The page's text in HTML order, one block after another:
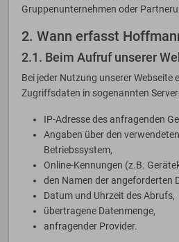
Gruppenunternehmen oder
2. Wann erfasst
2.1. Beim Aufruf unserer
Bei jeder Nutzung unserer Webseite
Zugriffsdaten in sogenannten
IP-Adresse des anfragenden
Angaben über den
Betriebssystem,
Online-Kennungen (z.B.
den Namen der angeforderten
Datum und Uhrzeit des Abrufs,
übertragene Datenmenge,
anfragender Provider.